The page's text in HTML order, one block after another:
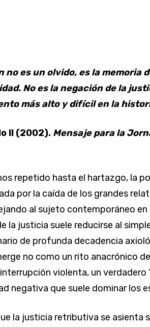
no es un olvido, es la memoria
No es la negación de la
más alto y difícil en la
II (2002). Mensaje para la
repetido hasta el hartazgo, la
por la caída de los grandes
al sujeto contemporáneo
la justicia suele reducirse al
de profunda decadencia
no como un rito anacrónico
violenta, un verdadero
negativa que suele dominar los
la justicia retributiva se asienta